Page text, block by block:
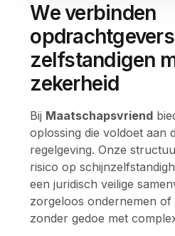
We verbinden
zelfstandigen
zekerheid
Bij Maatschapsvriend
oplossing die voldoet aan
regelgeving. Onze
risico op
een juridisch veilige
zorgeloos ondernemen of
zonder gedoe met